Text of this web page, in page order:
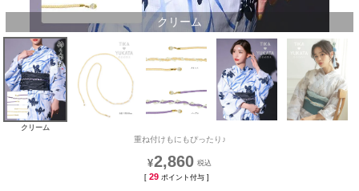
クリーム
クリーム
重ね付けもにもぴったり♪
¥2,860
[ 29 ポイント付与 ]